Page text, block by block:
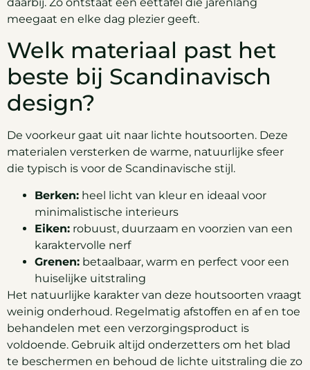
meegaat en elke dag plezier geeft.
Welk materiaal past het
beste bij Scandinavisch
design?
De voorkeur gaat uit naar lichte houtsoorten. Deze
materialen versterken de warme, natuurlijke sfeer
die typisch is voor de Scandinavische stijl.
Berken: heel licht van kleur en ideaal voor
minimalistische interieurs
Eiken: robuust, duurzaam en voorzien van een
karaktervolle nerf
Grenen: betaalbaar, warm en perfect voor een
huiselijke uitstraling
Het natuurlijke karakter van deze houtsoorten vraagt
weinig onderhoud. Regelmatig afstoffen en af en toe
behandelen met een verzorgingsproduct is
voldoende. Gebruik altijd onderzetters om het blad
te beschermen en behoud de lichte uitstraling die zo